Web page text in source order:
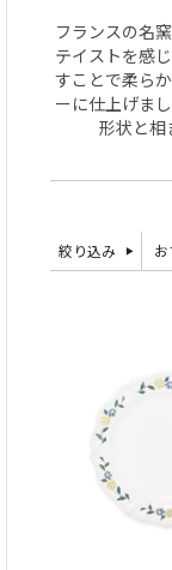
フランスの名
テイストを感
すことで柔ら
ーに仕上げま
形状と相
絞り込み